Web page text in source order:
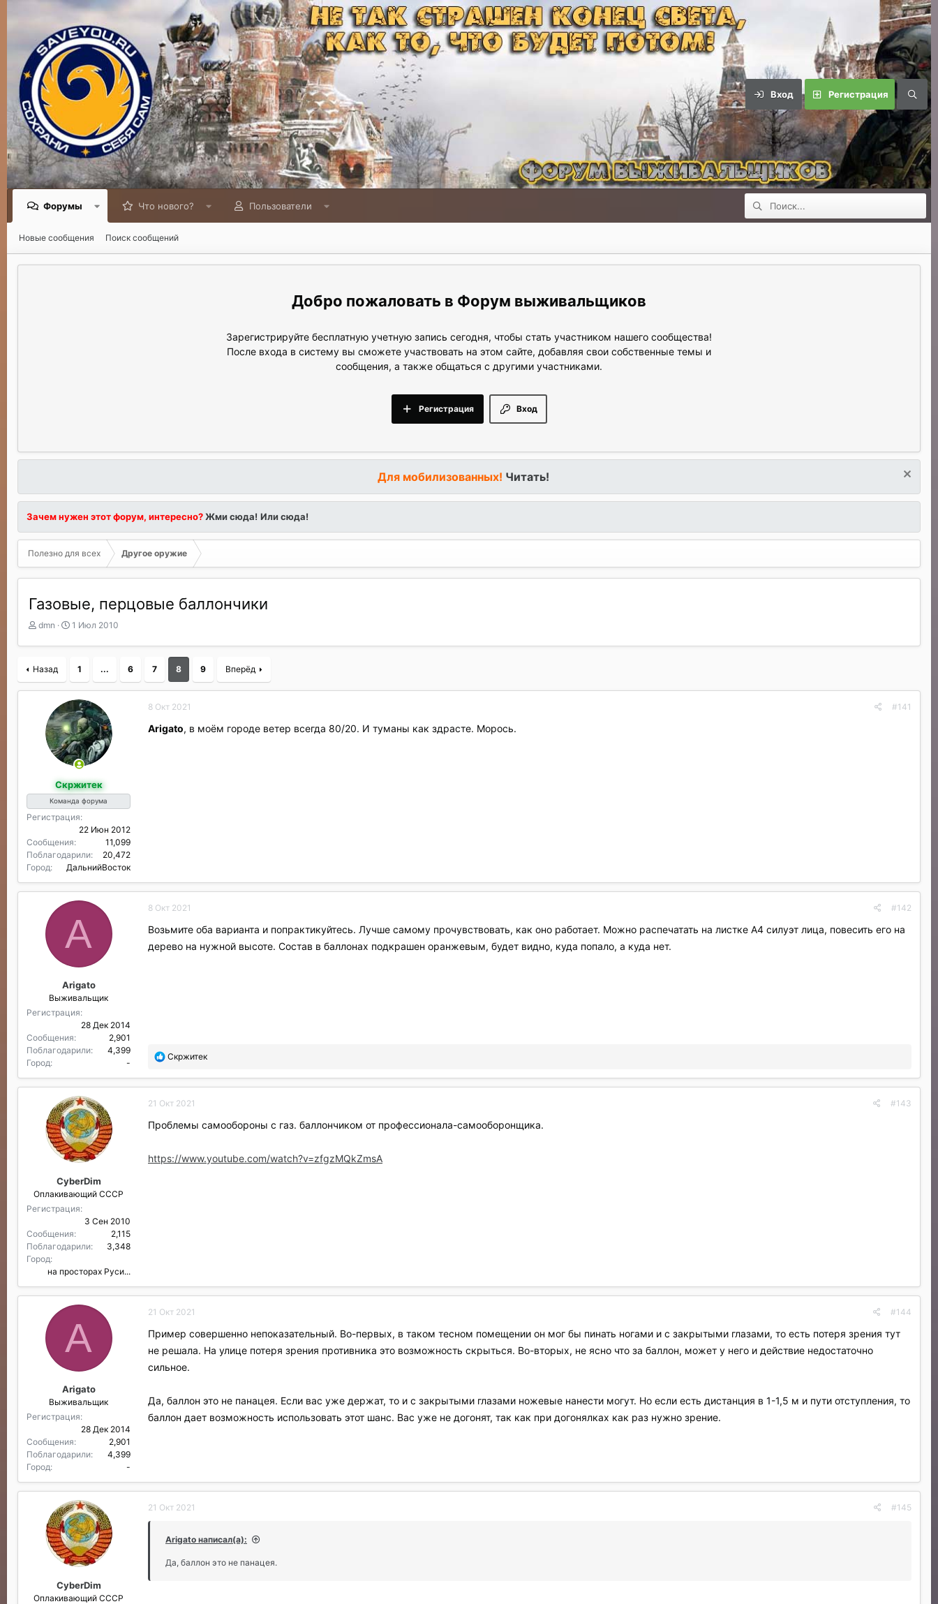
Вход Регистрация
Форумы Что нового? Пользователи
Новые сообщения Поиск сообщений
Форум выживальщиков
Зарегистрируйте бесплатную учетную запись сегодня, чтобы стать участником нашего сообщества!
После входа в систему вы сможете участвовать на этом сайте, добавляя свои собственные темы и
сообщения, а также общаться с другими участниками.
Вход
Регистрация
Для мобилизованных! Читать!
Зачем нужен этот форум, интересно?Жми сюда! Или сюда!
Полезно для всех Другое оружие
Газовые, перцовые баллончики
А
т
р
dmn
Д
т
ч
а
л
а
1 Июл 2010
Назад 1 ... 6 7 8 9 Вперёд
Скржитек
Команда форума
Регистрация
22 Июн 2012
Сообщения
11,099
Поблагодарили
20,472
Город
ДальнийВосток
8 Окт 2021 #141
Arigato, в моём городе ветер всегда 80/20. И туманы как здрасте. Морось.
A
Arigato
Выживальщик
Регистрация
28 Дек 2014
Сообщения
2,901
Поблагодарили
4,399
Город
-
8 Окт 2021 #142
Возьмите оба варианта и попрактикуйтесь. Лучше самому прочувствовать, как оно работает. Можно распечатать на листке А4 силуэт лица, повесить его на
дерево на нужной высоте. Состав в баллонах подкрашен оранжевым, будет видно, куда попало, а куда нет.
П
б
а
г
о
а
Скржитек
CyberDim
Оплакивающий СССР
Регистрация
3 Сен 2010
Сообщения
2,115
Поблагодарили
3,348
Город
на просторах Руси...
21 Окт 2021 #143
Проблемы самообороны с газ. баллончиком от профессионала-самооборонщика.
https://www.youtube.com/watch?v=zfgzMQkZmsA
A
Arigato
Выживальщик
Регистрация
28 Дек 2014
Сообщения
2,901
Поблагодарили
4,399
Город
-
21 Окт 2021 #144
Пример совершенно непоказательный. Во-первых, в таком тесном помещении он мог бы пинать ногами и с закрытыми глазами, то есть потеря зрения тут
не решала. На улице потеря зрения противника это возможность скрыться. Во-вторых, не ясно что за баллон, может у него и действие недостаточно
сильное.
Да, баллон это не панацея. Если вас уже держат, то и с закрытыми глазами ножевые нанести могут. Но если есть дистанция в 1-1,5 м и пути отступления, то
баллон дает возможность использовать этот шанс. Вас уже не догонят, так как при догонялках как раз нужно зрение.
CyberDim
Оплакивающий СССР
21 Окт 2021 #145
Arigato написал(а):
Да, баллон это не панацея.